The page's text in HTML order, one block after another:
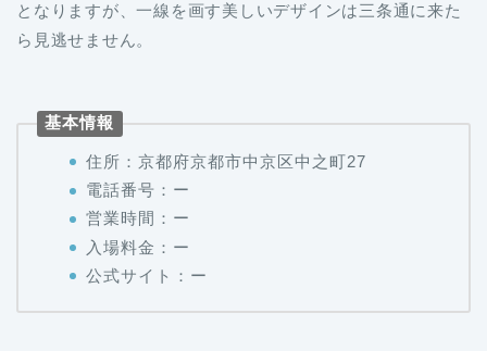
となりますが、一線を画す美しいデザインは三条通に来た
ら見逃せません。
基本情報
住所：京都府京都市中京区中之町27
電話番号：ー
営業時間：ー
入場料金：ー
公式サイト：ー